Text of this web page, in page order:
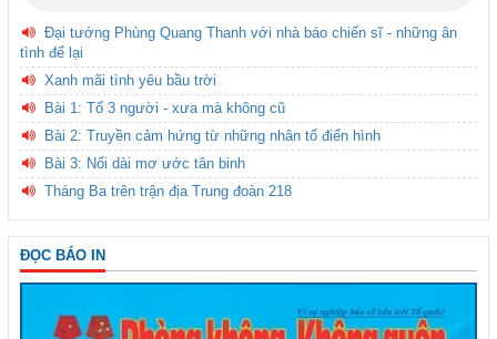
Đại tướng Phùng Quang Thanh với nhà báo chiến sĩ - những ân
tình để lại
Xanh mãi tình yêu bầu trời
Bài 1: Tổ 3 người - xưa mà không cũ
Bài 2: Truyền cảm hứng từ những nhân tố điển hình
Bài 3: Nối dài mơ ước tân binh
Tháng Ba trên trận địa Trung đoàn 218
ĐỌC BÁO IN